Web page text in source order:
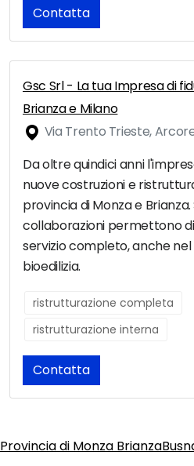
Contatta
Gsc Srl - La tua Impresa di
Brianza e Milano
Via Trento Trieste,
Da oltre quindici anni
nuove costruzioni e
provincia di Monza e
collaborazioni permettono
servizio completo, anche
bioedilizia.
ristrutturazione completa
ristrutturazione interna
Contatta
Provincia di Monza Brianza